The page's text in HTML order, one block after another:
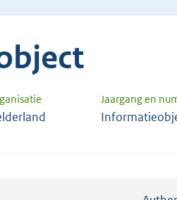
Jaargang en